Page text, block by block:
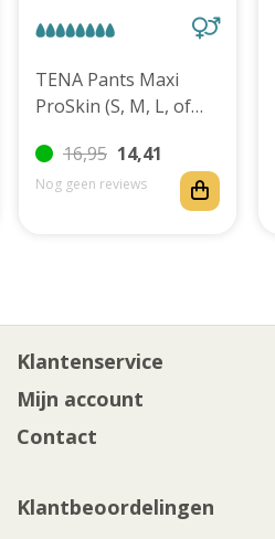
TENA Pants Maxi
ProSkin (S, M, L, of
16,95 14,41
Nog geen reviews
Klantenservice
Mijn account
Contact
Klantbeoordelingen